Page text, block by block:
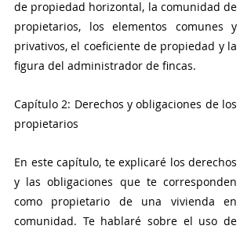
de propiedad horizontal, la comunidad de
propietarios, los elementos comunes y
privativos, el coeficiente de propiedad y la
figura del administrador de fincas.
Capítulo 2: Derechos y obligaciones de los
propietarios
En este capítulo, te explicaré los derechos
y las obligaciones que te corresponden
como propietario de una vivienda en
comunidad. Te hablaré sobre el uso de